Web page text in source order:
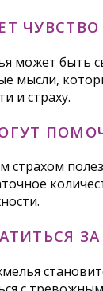
может быть
мысли,
и страху.
страхом